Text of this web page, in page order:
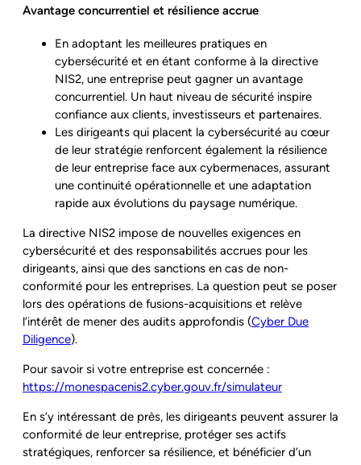
Avantage concurrentiel et résilience accrue
En adoptant les meilleures pratiques en
cybersécurité et en étant conforme à la directive
NIS2, une entreprise peut gagner un avantage
concurrentiel. Un haut niveau de sécurité inspire
confiance aux clients, investisseurs et partenaires.
Les dirigeants qui placent la cybersécurité au cœur
de leur stratégie renforcent également la résilience
de leur entreprise face aux cybermenaces, assurant
une continuité opérationnelle et une adaptation
rapide aux évolutions du paysage numérique.
La directive NIS2 impose de nouvelles exigences en
cybersécurité et des responsabilités accrues pour les
dirigeants, ainsi que des sanctions en cas de non-
conformité pour les entreprises. La question peut se poser
lors des opérations de fusions-acquisitions et relève
l’intérêt de mener des audits approfondis (Cyber Due
Diligence).
Pour savoir si votre entreprise est concernée :
https://monespacenis2.cyber.gouv.fr/simulateur
En s’y intéressant de près, les dirigeants peuvent assurer la
conformité de leur entreprise, protéger ses actifs
stratégiques, renforcer sa résilience, et bénéficier d’un